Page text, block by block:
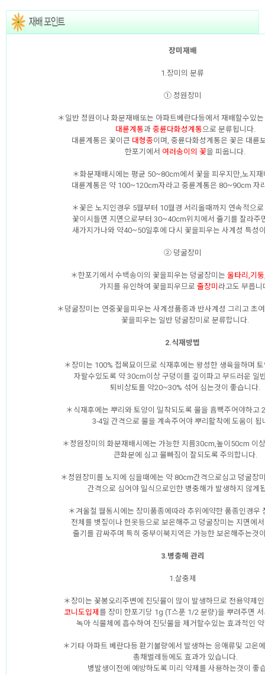
장미재배
1.장미의 분류
① 정원장미
＊일반 정원이나 화분재배또는 아파트베란다등에서 재배할수있는
대륜계통과중륜다화성계통으로 분류됩니다.
대륜계통은 꽃이큰 대형종이며, 중륜다화성계통은 꽃은 대륜
한포기에서 여러송이의 꽃을 피웁니다.
＊화분재배시에는 평균 50~80cm에서 꽃을 피우지만,노지
대륜계통은 약 100~120cm자라고 중륜계통은 80~90cm 자
＊꽃은 노지인경우 5월부터 10월경 서리올때까지 연속적으
꽃이시들면 지면으로부터 30~40cm위치에서 줄기를 잘라주
새가지가나와 약40~50일후에 다시 꽃을피우는 사계성 특성
② 덩굴장미
＊한포기에서 수백송이의 꽃을피우는 덩굴장미는 울타리,기
가지를 유인하여 꽃을피우므로 줄장미라고도 부릅니
＊덩굴장미는 연중꽃을피우는 사계성품종과 반사계성 그리고 초
꽃을피우는 일반 덩굴장미로 분류합니다.
2.식재방법
＊장미는 100% 접목묘이므로 식재후에는 왕성한 생육을하며
자랄수있도록 약 30cm이상 구덩이를 깊이파고 부드러운 일
퇴비상토를 약20~30% 섞어 심는것이 좋습니다.
＊식재후에는 뿌리와 토양이 밀착되도록 물을 흠뻑주어야하고
3-4일 간격으로 물을 계속주어야 뿌리활착에 도움이 됩
＊정원장미의 화분재배시에는 가능한 지름30cm,높이50cm 이
큰화분에 심고 물빠짐이 잘되도록 주의합니다.
＊정원장미를 노지에 심을때에는 약 80cm간격으로심고 덩굴장
간격으로 심어야 밀식으로인한 병충해가 발생하지 않게
＊겨울철 월동시에는 장미품종에따라 추위에약한 품종인경우
전체를 볏짚이나 헌옷등으로 보온해주고 덩굴장미는 지면에
줄기를 감싸주며 특히 중부이북지역은 가능한 보온해주는것
3.병충해 관리
1.살충제
＊장미는 꽃봉오리주변에 진딧물이 많이 발생하므로 전용약제
코니도입제를 장미 한포기당 1g (T스푼 1/2 분량)을 뿌려주면
녹아 식물체에 흡수하여 진딧물을 제거할수있는 효과적인
＊기타 아파트 베란다등 환기불량에서 발생하는 응애류및 고온
총채벌레등에도 효과가 있습니다.
병발생이전에 예방하도록 미리 약제를 사용하는것이 좋